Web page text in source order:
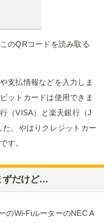
のQRコードを読み取る
支払情報などを入力しま
ットカードは使用できま
（VISA）と楽天銀行（J
。やはりクレジットカー
す。
ずだけど…
のWi-FiルーターのNEC A